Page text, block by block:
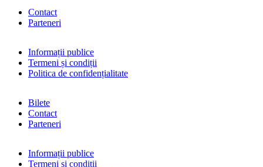
Contact
Parteneri
Informații publice
Termeni și condiții
Politica de confidențialitate
Bilete
Contact
Parteneri
Informații publice
Termeni și condiții